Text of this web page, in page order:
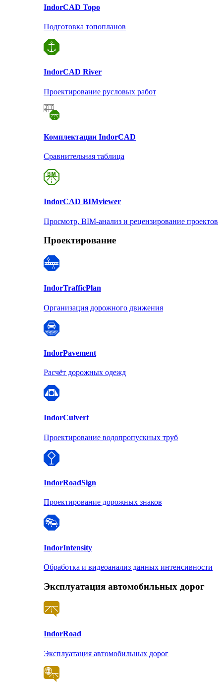
IndorCAD Topo
Подготовка топопланов
IndorCAD River
Проектирование русловых работ
Комплектации IndorCAD
Сравнительная таблица
IndorCAD BIMviewer
Просмотр, BIM-анализ и рецензирование проектов
Проектирование
IndorTrafficPlan
Организация дорожного движения
IndorPavement
Расчёт дорожных одежд
IndorCulvert
Проектирование водопропускных труб
IndorRoadSign
Проектирование дорожных знаков
IndorIntensity
Обработка и видеоанализ данных интенсивности
Эксплуатация автомобильных дорог
IndorRoad
Эксплуатация автомобильных дорог